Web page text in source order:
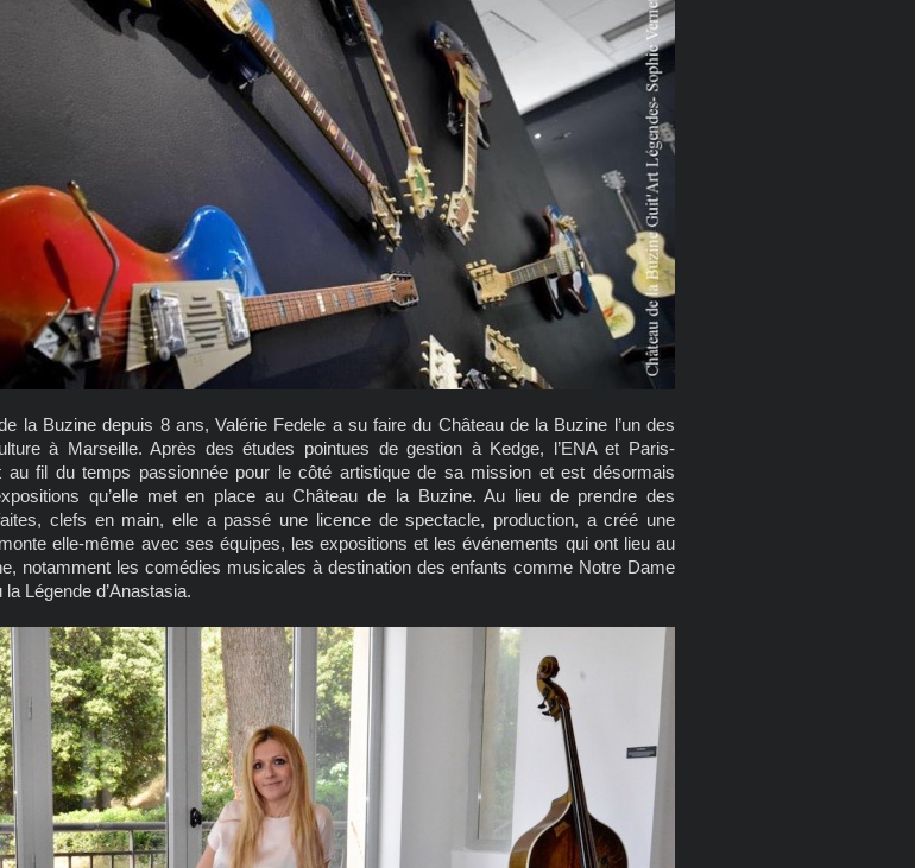
la Buzine depuis 8 ans, Valérie Fedele a su faire du Château de la Buzine l’un des
à Marseille. Après des études pointues de gestion à Kedge, l’ENA et Paris-
au fil du temps passionnée pour le côté artistique de sa mission et est désormais
qu’elle met en place au Château de la Buzine. Au lieu de prendre des
clefs en main, elle a passé une licence de spectacle, production, a créé une
elle-même avec ses équipes, les expositions et les événements qui ont lieu au
notamment les comédies musicales à destination des enfants comme Notre Dame
Légende d’Anastasia.